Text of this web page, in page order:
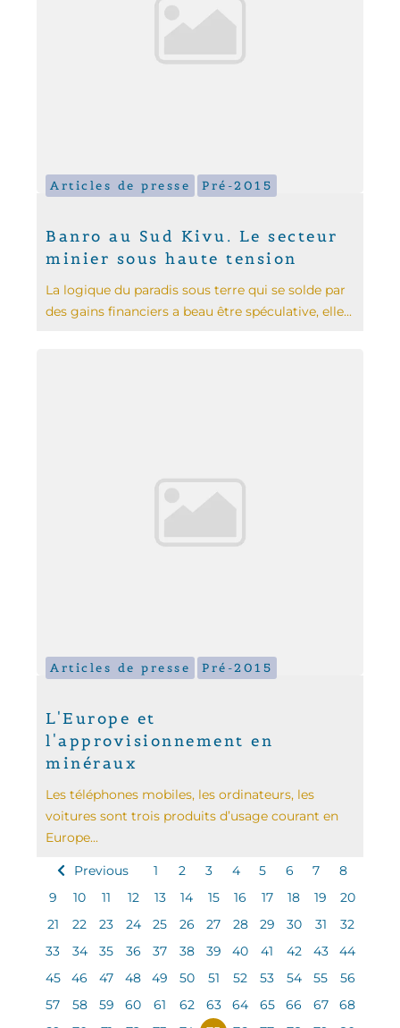
Articles de presse Pré-2015
Banro au Sud Kivu. Le secteur
minier sous haute tension
La logique du paradis sous terre qui se solde par
des gains financiers a beau être spéculative, elle...
Articles de presse Pré-2015
L'Europe et
l'approvisionnement en
minéraux
Les téléphones mobiles, les ordinateurs, les
voitures sont trois produits d’usage courant en
Europe...
Previous 1 2 3 4 5 6 7
8
9
10 11 12 13 14 15 16 17 18 19
20
21
22 23 24 25 26 27 28 29 30 31
32
33
34 35 36 37 38 39 40 41 42 43
44
45
46 47 48 49 50 51 52 53 54 55
56
57
58 59 60 61 62 63 64 65 66 67
68